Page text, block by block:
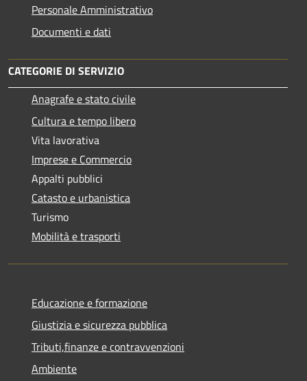
Personale Amministrativo
Documenti e dati
CATEGORIE DI SERVIZIO
Anagrafe e stato civile
Cultura e tempo libero
Vita lavorativa
Imprese e Commercio
Appalti pubblici
Catasto e urbanistica
Turismo
Mobilità e trasporti
Educazione e formazione
Giustizia e sicurezza pubblica
Tributi,finanze e contravvenzioni
Ambiente